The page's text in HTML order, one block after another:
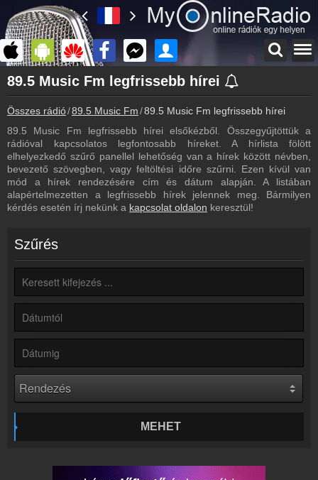
Főoldal
myonlineradio.hu
89.5 Music Fm
Vissza a 89.5 Music Fm oldalára
Bejelentkezés
Hozz létre saját fiókot!
Archívum
89.5 Music Fm korábbi adásai
Partnerek
Rádió beágyazás
Online rádió készítés
89.5 Music Fm legfrissebb hírei
Összes rádió 89.5 Music Fm 89.5 Music Fm legfrissebb hírei
89.5 Music Fm legfrissebb hírei elsőkézből. Összegyűjtöttük a
rádióval kapcsolatos legfontosabb híreket. A hírlista fölött
elhelyezkedő szűrő panellel lehetőség van a hírek között névben,
bevezető szövegben, vagy feltöltési időre szűrni. Ezen kívül van
mód a hírek rendezésére cím és dátum alapján. A listában
alapértelmezetten a legfrissebb hírek jelennek meg. Bármilyen
kérdés esetén írj nekünk a kapcsolat oldalon keresztül!
Szűrés
MEHET